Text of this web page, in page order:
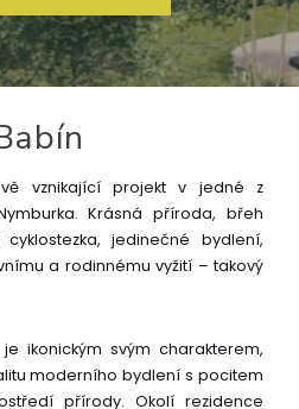
vznikající projekt v jedné z
Krásná příroda, břeh
jedinečné bydlení,
a rodinnému vyžití – takový
ikonickým svým charakterem,
moderního bydlení s pocitem
přírody. Okolí rezidence